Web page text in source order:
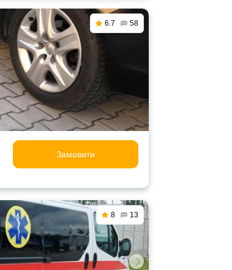
6.7 58
Замовити
8 13